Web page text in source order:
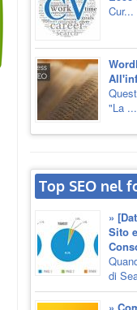
Cur...
"La ...
Top SEO nel
»
Sito
di